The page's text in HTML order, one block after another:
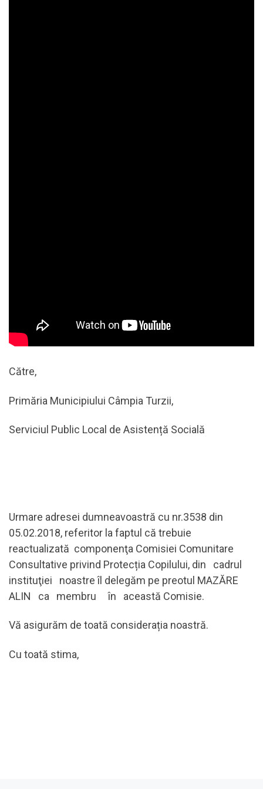
Către,
Primăria Municipiului Câmpia Turzii,
Serviciul Public Local de Asistență Socială
Urmare adresei dumneavoastră cu nr.3538 din
05.02.2018, referitor la faptul că trebuie
reactualizată componenţa Comisiei Comunitare
Consultative privind Protecția Copilului, din cadrul
instituţiei noastre îl delegăm pe preotul MAZĂRE
ALIN ca membru în această Comisie.
Vă asigurăm de toată considerația noastră.
Cu toată stima,